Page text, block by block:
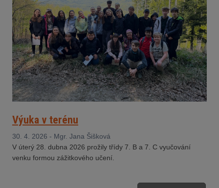
Výuka v terénu
30. 4. 2026 - Mgr. Jana Šišková
V úterý 28. dubna 2026 prožily třídy 7. B a 7. C vyučování
venku formou zážitkového učení.